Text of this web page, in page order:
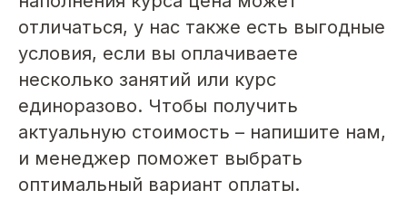
отличаться, у нас также есть выгодные
условия, если вы оплачиваете
несколько занятий или курс
единоразово. Чтобы получить
актуальную стоимость – напишите нам,
и менеджер поможет выбрать
оптимальный вариант оплаты.